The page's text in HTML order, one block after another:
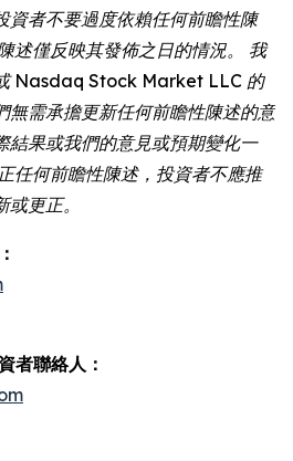
資者不要過度依賴任何前瞻性陳
述僅反映其發佈之日的情況。 我
Nasdaq Stock Market LLC 的
無需承擔更新任何前瞻性陳述的意
結果或我們的意見或預期變化一
任何前瞻性陳述，投資者不應推
更正。
者聯絡人：